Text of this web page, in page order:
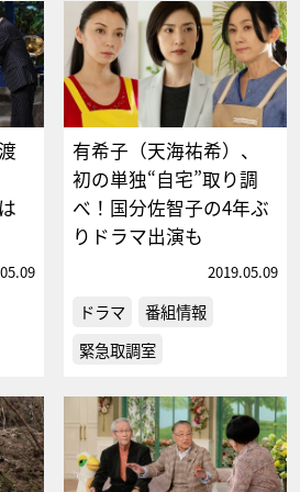
有希子（天海祐希）、
初の単独“自宅”取り調
べ！国分佐智子の4年ぶ
りドラマ出演も
2019.05.09
ドラマ
番組情報
緊急取調室